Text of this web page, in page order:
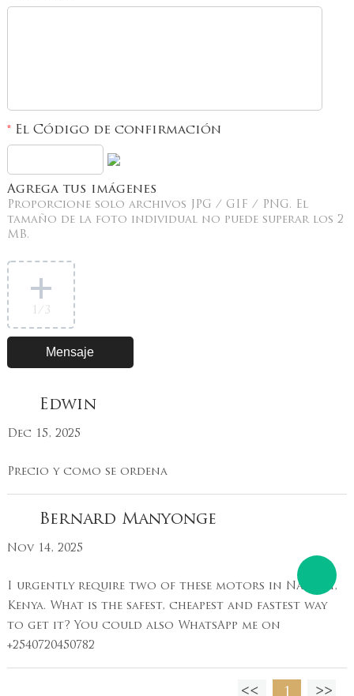
*El Código de confirmación
Agrega tus imágenes
Proporcione solo archivos JPG / GIF / PNG. El
tamaño de la foto individual no puede superar los 2
MB.
1 /3
Edwin
Dec 15, 2025
Precio y como se ordena
Bernard Manyonge
Nov 14, 2025
I urgently require two of these motors in Nairobi,
Kenya. What is the safest, cheapest and fastest way
to get it? You could also WhatsApp me on
+2540720450782